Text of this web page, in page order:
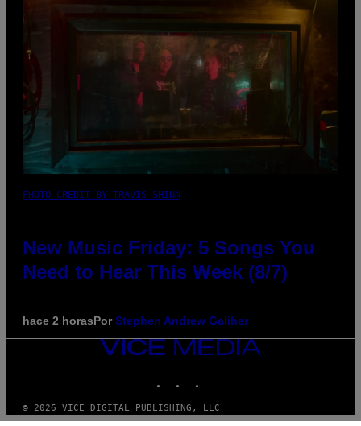
PHOTO CREDIT BY TRAVIS SHINN
New Music Friday: 5 Songs You
Need to Hear This Week (8/7)
hace 2 horasPorStephen Andrew Galiher
VICE
© 2026 VICE DIGITAL PUBLISHING, LLC